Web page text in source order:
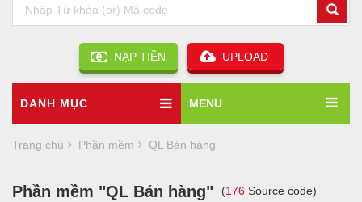
NẠP TIỀN UPLOAD
DANH MỤC MENU
Trang chủ Phần mềm QL Bán hàng
Phần mềm "QL Bán hàng" (176 Source code)